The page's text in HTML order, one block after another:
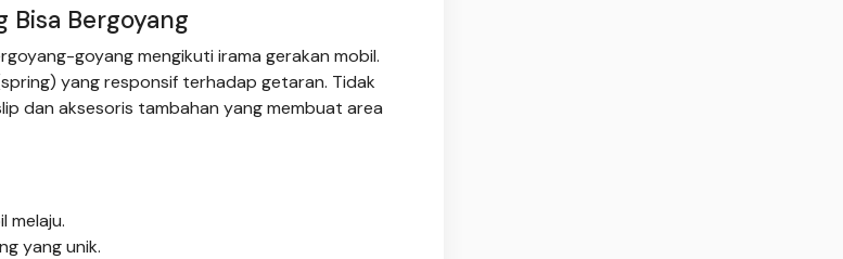
Bisa Bergoyang
goyang mengikuti irama gerakan mobil.
yang responsif terhadap getaran. Tidak
dan aksesoris tambahan yang membuat area
melaju.
yang unik.